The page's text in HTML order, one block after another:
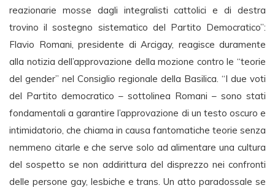
reazionarie mosse dagli integralisti cattolici e di destra
trovino il sostegno sistematico del Partito Democratico”:
Flavio Romani, presidente di Arcigay, reagisce duramente
alla notizia dell’approvazione della mozione contro le “teorie
del gender” nel Consiglio regionale della Basilica. “I due voti
del Partito democratico – sottolinea Romani – sono stati
fondamentali a garantire l’approvazione di un testo oscuro e
intimidatorio, che chiama in causa fantomatiche teorie senza
nemmeno citarle e che serve solo ad alimentare una cultura
del sospetto se non addirittura del disprezzo nei confronti
delle persone gay, lesbiche e trans. Un atto paradossale se